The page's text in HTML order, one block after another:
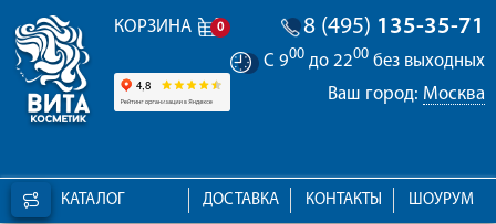
КОРЗИНА 0 8 (495) 135-35-71
С 900 до 2200 без выходных
Ваш город: Москва
КАТАЛОГ ШОУРУМ
КОНТАКТЫ
ДОСТАВКА